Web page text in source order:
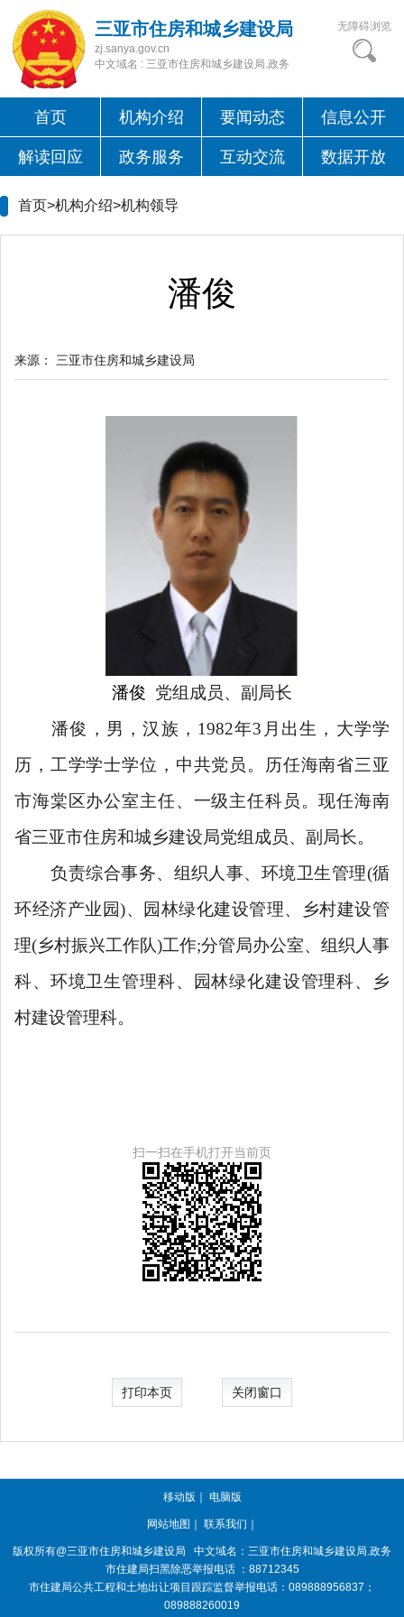
三亚市住房和城乡建设局
zj.sanya.gov.cn
中文域名 : 三亚市住房和城乡建设局.政务
无障碍浏览
首页 机构介绍 要闻动态 信息公开
解读回应 政务服务 互动交流 数据开放
首页>机构介绍>机构领导
潘俊
来源： 三亚市住房和城乡建设局
潘俊 党组成员、副局长
潘俊，男，汉族， 1982年3 月出生，大学学
历，工学学士学位，中共党员。历任海南省三亚
市海棠区办公室主任、一级主任科员。现任海南
省三亚市住房和城乡建设局党组成员、副局长。
负责综合事务、组织人事、环境卫生管理(循
环经济产业园)、园林绿化建设管理、乡村建设管
理(乡村振兴工作队)工作;分管局办公室、组织人事
科、环境卫生管理科、园林绿化建设管理科、乡
村建设管理科。
扫一扫在手机打开当前页
打印本页 关闭窗口
移动版 电脑版
网站地图 联系我们
版权所有@三亚市住房和城乡建设局
中文域名：三亚市住房和城乡建设局.政务
市住建局扫黑除恶举报电话 ：88712345
市住建局公共工程和土地出让项目跟踪监督举报电话：089888956837；
089888260019